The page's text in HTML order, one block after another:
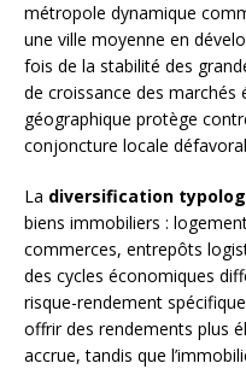
métropole dynamique
une ville moyenne en
fois de la stabilité des
de croissance des
géographique protège
conjoncture locale
La diversification
biens immobiliers :
commerces, entrepôts
des cycles économiques
risque-rendement
offrir des rendements plus
accrue, tandis que